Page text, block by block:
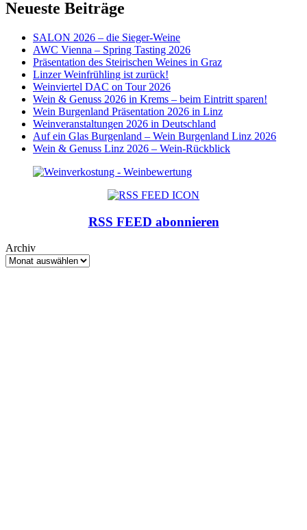
Neueste Beiträge
SALON 2026 – die Sieger-Weine
AWC Vienna – Spring Tasting 2026
Präsentation des Steirischen Weines in Graz
Linzer Weinfrühling ist zurück!
Weinviertel DAC on Tour 2026
Wein & Genuss 2026 in Krems – beim Eintritt sparen!
Wein Burgenland Präsentation 2026 in Linz
Weinveranstaltungen 2026 in Deutschland
Auf ein Glas Burgenland – Wein Burgenland Linz 2026
Wein & Genuss Linz 2026 – Wein-Rückblick
RSS FEED abonnieren
Archiv